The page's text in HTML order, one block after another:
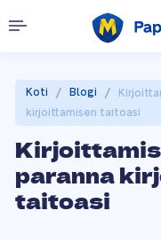
Koti / Blogi /
kirjoittamisen taitoasi
paranna
taitoasi